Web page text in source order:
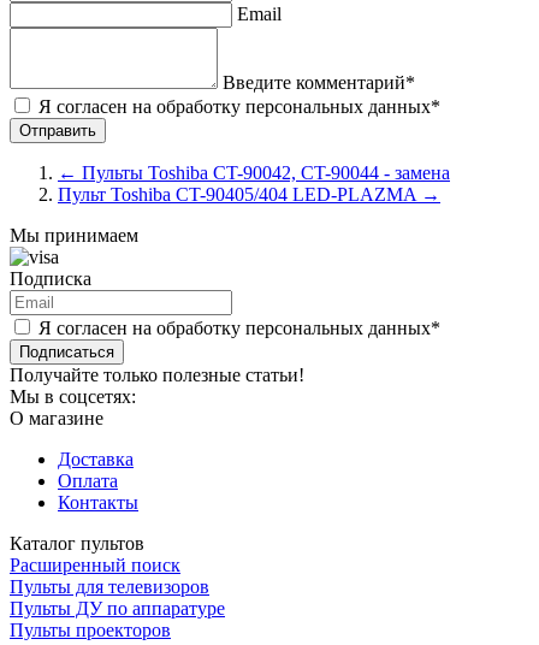
Email
Введите комментарий*
Я согласен на обработку персональных данных*
← Пульты Toshiba CT-90042, CT-90044 - замена
Пульт Toshiba CT-90405/404 LED-PLAZMA →
Мы принимаем
Подписка
Я согласен на обработку персональных данных*
Подписаться
Получайте только полезные статьи!
Мы в соцсетях:
О магазине
Доставка
Оплата
Контакты
Каталог пультов
Расширенный поиск
Пульты для телевизоров
Пульты ДУ по аппаратуре
Пульты проекторов